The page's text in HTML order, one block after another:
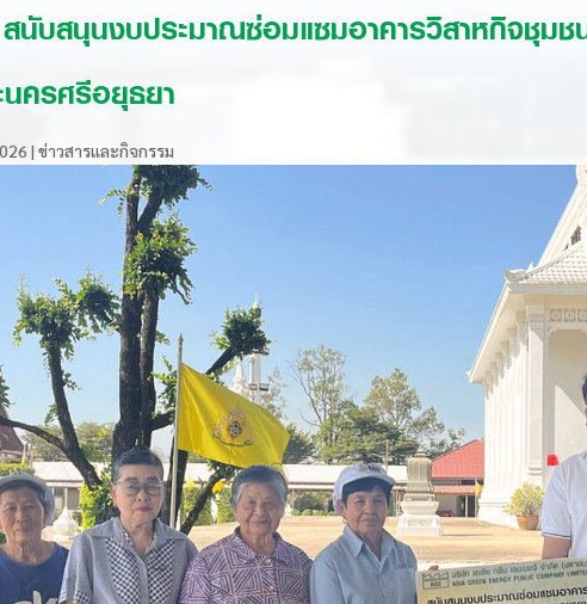
นับสนุนงบประมาณซ่อมแซมอาคารวิสาหกิจชุม
ครศรีอยุธยา
| ข่าวสารและกิจกรรม